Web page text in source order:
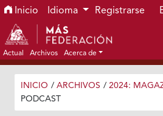
Ir al menú de navegación principal
Ir al contenido principal
Ir al pie de página del sitio
Inicio Idioma Registrarse
Actual Archivos Acerca de
INICIO / ARCHIVOS / 2024:
PODCAST